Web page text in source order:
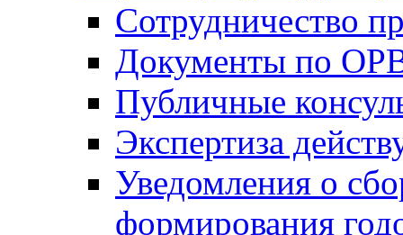
Сотрудничество
Документы по
Публичные
Экспертиза
Уведомления о
формирования